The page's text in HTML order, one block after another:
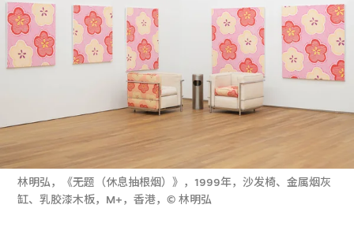
林明弘，《无题（休息抽根烟）》，1999年，沙发椅、金属烟灰
缸、乳胶漆木板，M+，香港，© 林明弘